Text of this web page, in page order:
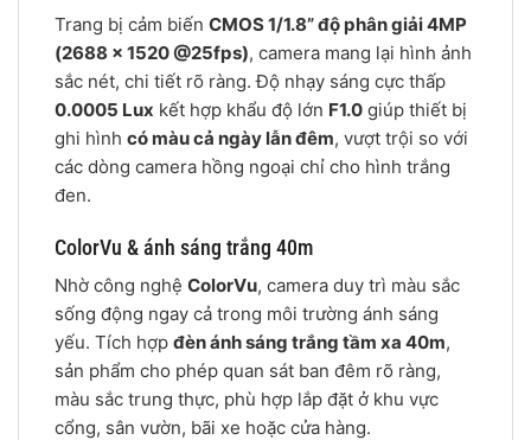
Trang bị cảm biến CMOS 1/1.8” độ phân giải 4MP
(2688 × 1520 @25fps), camera mang lại hình ảnh
sắc nét, chi tiết rõ ràng. Độ nhạy sáng cực thấp
0.0005 Lux kết hợp khẩu độ lớn F1.0 giúp thiết bị
ghi hình có màu cả ngày lẫn đêm, vượt trội so với
các dòng camera hồng ngoại chỉ cho hình trắng
đen.
ColorVu & ánh sáng trắng 40m
Nhờ công nghệ ColorVu, camera duy trì màu sắc
sống động ngay cả trong môi trường ánh sáng
yếu. Tích hợp đèn ánh sáng trắng tầm xa 40m,
sản phẩm cho phép quan sát ban đêm rõ ràng,
màu sắc trung thực, phù hợp lắp đặt ở khu vực
cổng, sân vườn, bãi xe hoặc cửa hàng.